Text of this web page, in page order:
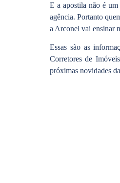
E a apostila não é
agência. Portanto
a Arconel vai ensinar
Essas são as
Corretores de
próximas novidades